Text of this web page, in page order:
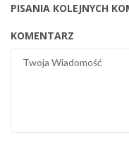
PISANIA KOLEJNYCH
KOMENTARZ